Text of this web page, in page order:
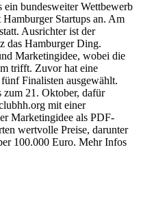
bundesweiter Wettbewerb
Startups an. Am
Ausrichter ist der
das Hamburger Ding.
Marketingidee, wobei die
trifft. Zuvor hat eine
Finalisten ausgewählt.
21. Oktober, dafür
mit einer
Marketingidee als PDF-
wertvolle Preise, darunter
100.000 Euro. Mehr Infos